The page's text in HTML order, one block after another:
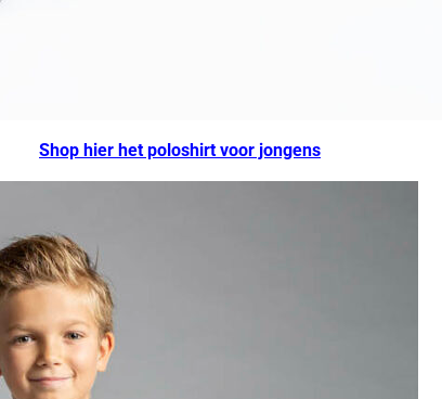
Shop hier het poloshirt voor jongens